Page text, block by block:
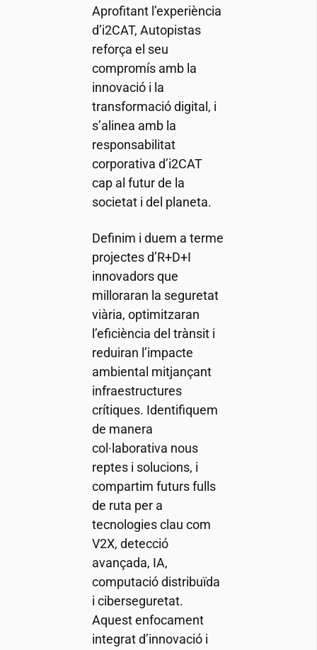
Aprofitant l’experiència
d’i2CAT, Autopistas
reforça el seu
compromís amb la
innovació i la
transformació digital, i
s’alinea amb la
responsabilitat
corporativa d’i2CAT
cap al futur de la
societat i del planeta.
Definim i duem a terme
projectes d’R+D+I
innovadors que
milloraran la seguretat
viària, optimitzaran
l’eficiència del trànsit i
reduiran l’impacte
ambiental mitjançant
infraestructures
crítiques. Identifiquem
de manera
col·laborativa nous
reptes i solucions, i
compartim futurs fulls
de ruta per a
tecnologies clau com
V2X, detecció
avançada, IA,
computació distribuïda
i ciberseguretat.
Aquest enfocament
integrat d’innovació i